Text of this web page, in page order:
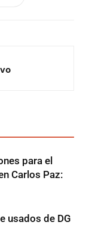
para el
Carlos Paz:
usados de DG